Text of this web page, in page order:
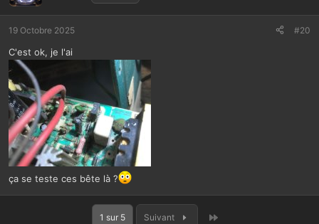
19 Octobre 2025 #20
C'est ok, je l'ai
ça se teste ces bête là ?
1 sur 5 Suivant